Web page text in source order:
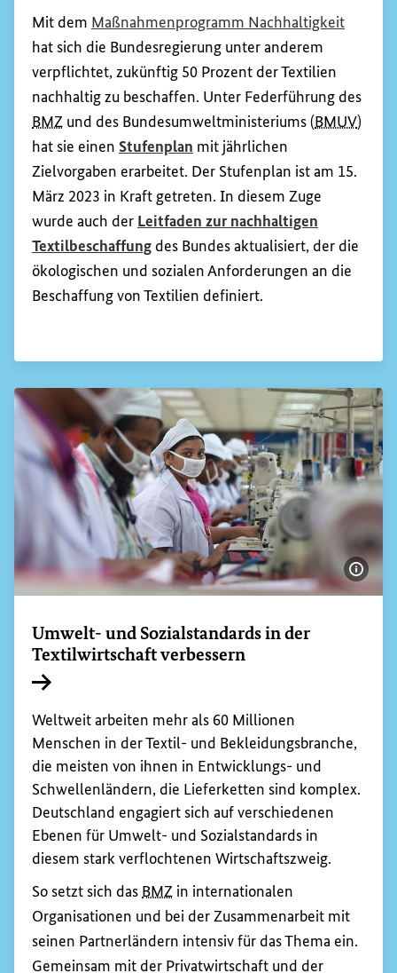
Mit dem Maßnahmenprogramm Nachhaltigkeit
hat sich die Bundesregierung unter anderem
verpflichtet, zukünftig 50 Prozent der Textilien
nachhaltig zu beschaffen. Unter Federführung des
BMZ und des Bundesumweltministeriums (BMUV)
hat sie einen Stufenplan mit jährlichen
Zielvorgaben erarbeitet. Der Stufenplan ist am 15.
März 2023 in Kraft getreten. In diesem Zuge
wurde auch der Leitfaden zur nachhaltigen
Textilbeschaffungdes Bundes aktualisiert, der die
ökologischen und sozialen Anforderungen an die
Beschaffung von Textilien definiert.
Umwelt- und Sozialstandards in der
Textilwirtschaft verbessern
Weltweit arbeiten mehr als 60 Millionen
Menschen in der Textil- und Bekleidungsbranche,
die meisten von ihnen in Entwicklungs- und
Schwellenländern, die Lieferketten sind komplex.
Deutschland engagiert sich auf verschiedenen
Ebenen für Umwelt- und Sozialstandards in
diesem stark verflochtenen Wirtschaftszweig.
So setzt sich das BMZ in internationalen
Organisationen und bei der Zusammenarbeit mit
seinen Partnerländern intensiv für das Thema ein.
Gemeinsam mit der Privatwirtschaft und der